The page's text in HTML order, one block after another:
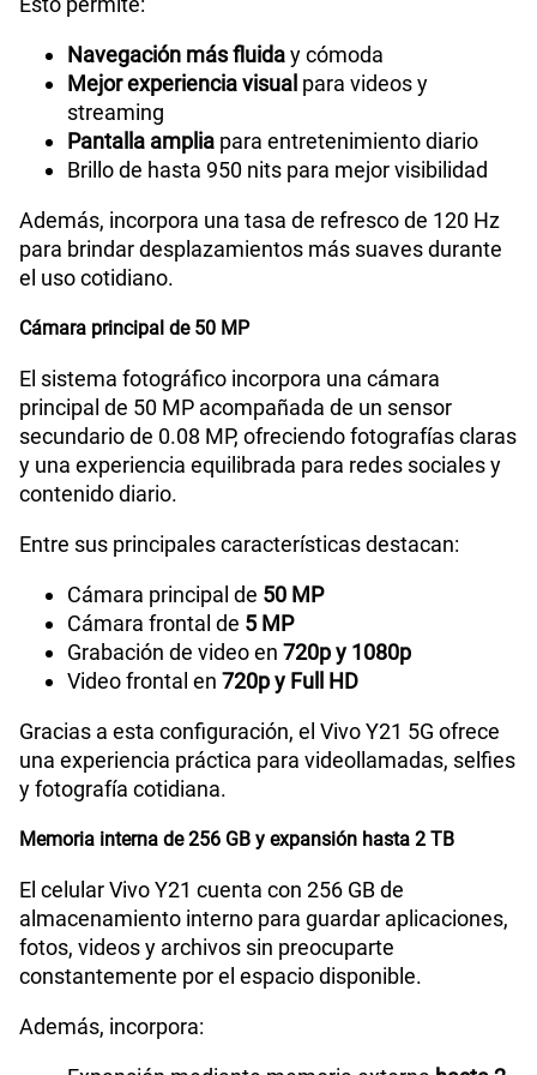
Navegación más fluiday cómoda
Mejor experiencia visual para videos y
streaming
Pantalla amplia para entretenimiento diario
Brillo de hasta 950 nits para mejor visibilidad
Además, incorpora una tasa de refresco de 120 Hz
para brindar desplazamientos más suaves durante
el uso cotidiano.
Cámara principal de 50 MP
El sistema fotográfico incorpora una cámara
principal de 50 MP acompañada de un sensor
secundario de 0.08 MP, ofreciendo fotografías claras
y una experiencia equilibrada para redes sociales y
contenido diario.
Entre sus principales características destacan:
Cámara principal de 50 MP
Cámara frontal de 5 MP
Grabación de video en 720p y 1080p
Video frontal en 720p y Full HD
Gracias a esta configuración, el Vivo Y21 5G ofrece
una experiencia práctica para videollamadas, selfies
y fotografía cotidiana.
Memoria interna de 256 GB y expansión hasta 2 TB
El celular Vivo Y21 cuenta con 256 GB de
almacenamiento interno para guardar aplicaciones,
fotos, videos y archivos sin preocuparte
constantemente por el espacio disponible.
Además, incorpora: